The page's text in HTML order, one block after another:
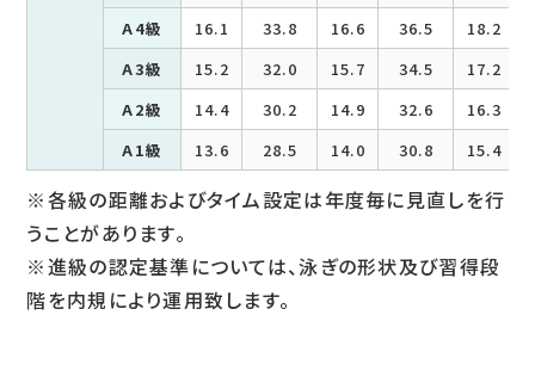
A4級
16.1 33.8 16.6 36.5 18.2
A3級
15.2 32.0 15.7 34.5 17.2
A2級
14.4 30.2 14.9 32.6 16.3
A1級
13.6 28.5 14.0 30.8 15.4
※各級の距離およびタイム設定は年度毎に見直しを行
うことがあります。
※進級の認定基準については、泳ぎの形状及び習得段
階を内規により運用致します。